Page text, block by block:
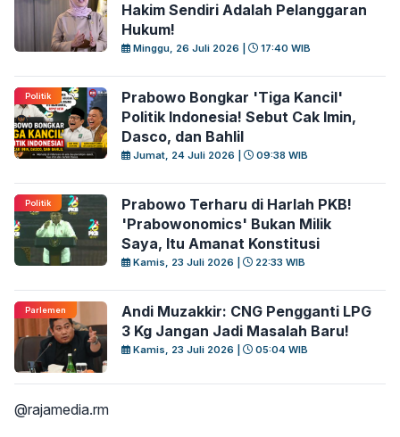
Hakim Sendiri Adalah Pelanggaran
Hukum!
Minggu, 26 Juli 2026 | 17:40 WIB
Politik
Prabowo Bongkar 'Tiga Kancil'
Politik Indonesia! Sebut Cak Imin,
Dasco, dan Bahlil
Jumat, 24 Juli 2026 | 09:38 WIB
Politik
Prabowo Terharu di Harlah PKB!
'Prabowonomics' Bukan Milik
Saya, Itu Amanat Konstitusi
Kamis, 23 Juli 2026 | 22:33 WIB
Parlemen
Andi Muzakkir: CNG Pengganti LPG
3 Kg Jangan Jadi Masalah Baru!
Kamis, 23 Juli 2026 | 05:04 WIB
@rajamedia.rm